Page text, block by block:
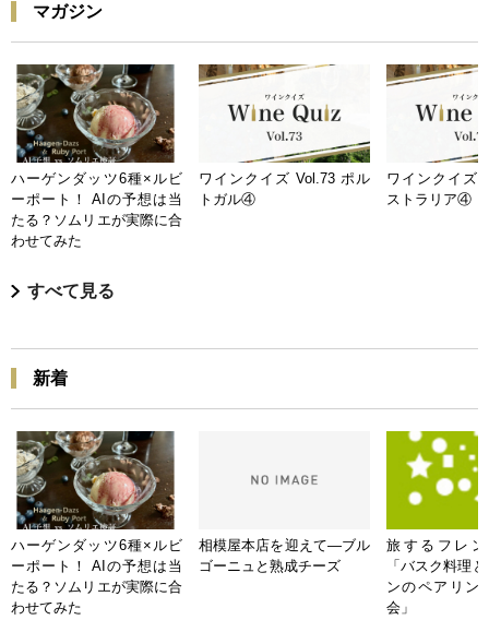
マガジン
ハーゲンダッツ6種×ルビ
ーポート！ AIの予想は当
たる？ソムリエが実際に合
わせてみた
ワインクイズ Vol.73 ポル
トガル④
ワインクイズ
ストラリア④
すべて見る
新着
ハーゲンダッツ6種×ルビ
ーポート！ AIの予想は当
たる？ソムリエが実際に合
わせてみた
相模屋本店を迎えて―ブル
ゴーニュと熟成チーズ
旅するフレン
「バスク料理
ンのペアリン
会」